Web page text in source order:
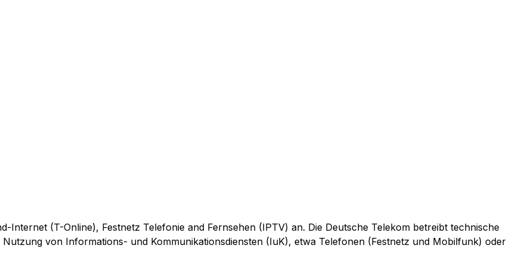
Internet (T-Online), Festnetz Telefonie and Fernsehen (IPTV) an. Die Deutsche Telekom betreibt technische
von Informations- und Kommunikationsdiensten (IuK), etwa Telefonen (Festnetz und Mobilfunk) oder